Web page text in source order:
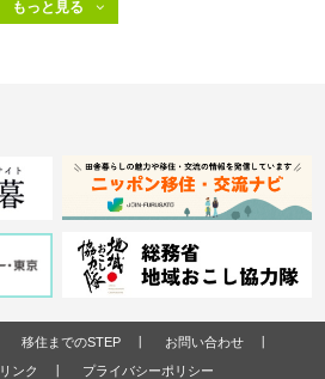
移住までのSTEP
お問い合わせ
リンク プライバシーポリシー